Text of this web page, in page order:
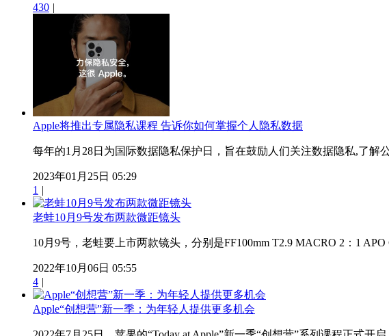
430 |
Apple将推出专属隐私课程 告诉你如何掌握个人隐私数据
每年的1月28日为国际数据隐私保护日，旨在鼓励人们关注数据隐私,了解
2023年01月25日 05:29
1 |
老蛙10月9号发布两款微距镜头
10月9号，老蛙要上市两款镜头，分别是FF100mm T2.9 MACRO 2：1
2022年10月06日 05:55
4 |
Apple“创想营”新一季：为年轻人提供更多机会